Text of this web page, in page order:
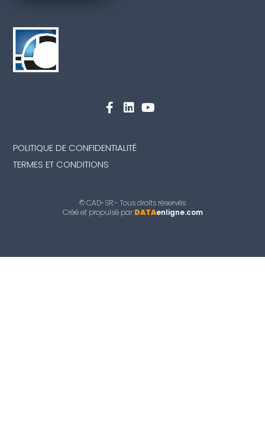
POLITIQUE DE CONFIDENTIALITÉ
TERMES ET CONDITIONS
© CAD-SR - Tous droits réservés
Créé et propulsé par DATAenligne.com